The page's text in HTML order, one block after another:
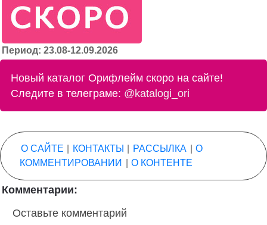
Период: 23.08-12.09.2026
Новый каталог Орифлейм скоро на сайте!
Следите в телеграме: @katalogi_ori
О САЙТЕ КОНТАКТЫ РАССЫЛКА
О
КОММЕНТИРОВАНИИ
О КОНТЕНТЕ
Комментарии:
Оставьте комментарий